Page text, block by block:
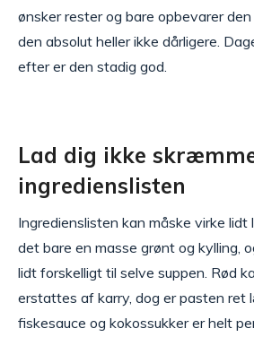
ønsker rester og bare opbevarer
den absolut heller ikke dårligere.
efter er den stadig god.
Lad dig ikke
ingredienslisten
Ingredienslisten kan måske virke lidt
det bare en masse grønt og kylling,
lidt forskelligt til selve suppen. Rød
erstattes af karry, dog er pasten ret
fiskesauce og kokossukker er helt